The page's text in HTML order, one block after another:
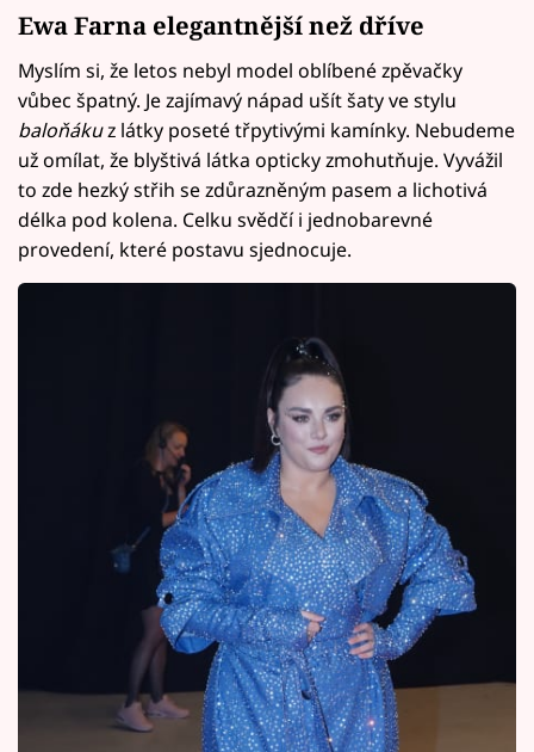
Ewa Farna elegantnější než dříve
Myslím si, že letos nebyl model oblíbené zpěvačky
vůbec špatný. Je zajímavý nápad ušít šaty ve stylu
baloňákuz látky poseté třpytivými kamínky. Nebudeme
už omílat, že blyštivá látka opticky zmohutňuje. Vyvážil
to zde hezký střih se zdůrazněným pasem a lichotivá
délka pod kolena. Celku svědčí i jednobarevné
provedení, které postavu sjednocuje.